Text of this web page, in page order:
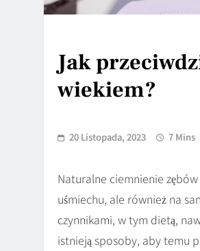
Jak
wiekiem?
20 Listopada, 2023 7 Mins
Naturalne ciemnienie
uśmiechu, ale również na
czynnikami, w tym dietą,
istnieją sposoby, aby temu